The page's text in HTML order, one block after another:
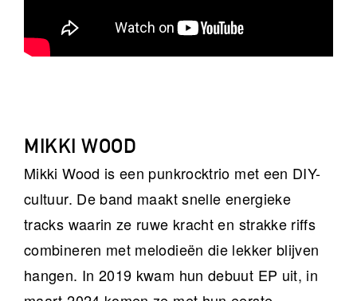
MIKKI WOOD
Mikki Wood is een punkrocktrio met een DIY-
cultuur. De band maakt snelle energieke
tracks waarin ze ruwe kracht en strakke riffs
combineren met melodieën die lekker blijven
hangen. In 2019 kwam hun debuut EP uit, in